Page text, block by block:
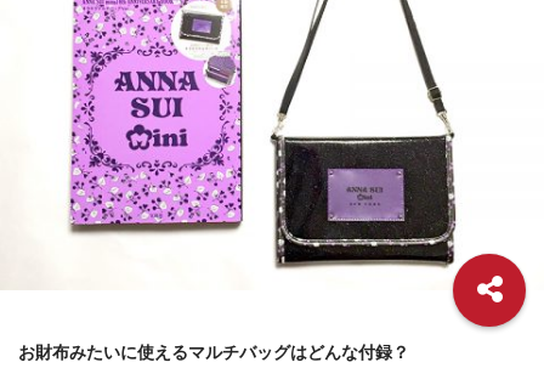
お財布みたいに使えるマルチバッグはどんな付録？